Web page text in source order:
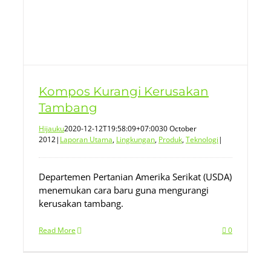
Kompos Kurangi Kerusakan
Tambang
Hijauku2020-12-12T19:58:09+07:0030 October
2012| Laporan Utama, Lingkungan, Produk,Teknologi|
Departemen Pertanian Amerika Serikat (USDA)
menemukan cara baru guna mengurangi
kerusakan tambang.
Read More 0